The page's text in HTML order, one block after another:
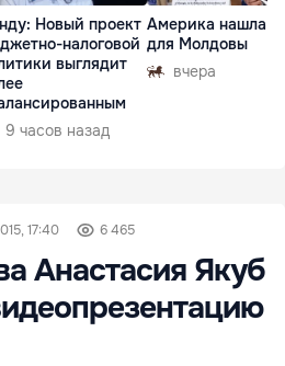
Новый проект
налоговой
выглядит
9 часов назад
Америка нашла
для Молдовы
вчера
17:40 6 465
Анастасия Якуб